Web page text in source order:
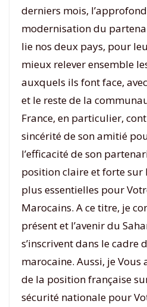
derniers mois,
modernisation du
lie nos deux pays, pour
mieux relever ensemble
auxquels ils font face,
et le reste de la
France, en particulier,
sincérité de son amitié
l’efficacité de son
position claire et forte sur
plus essentielles pour
Marocains. A ce titre, je
présent et l’avenir du
s’inscrivent dans le cadre
marocaine. Aussi, je
de la position française
sécurité nationale pour